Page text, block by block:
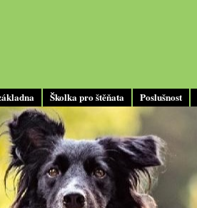
Školka pro štěňata Poslušnost